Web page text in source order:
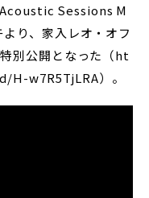
Sessions M
り、家入レオ・オフ
別公開となった（ht
w7R5TjLRA）。